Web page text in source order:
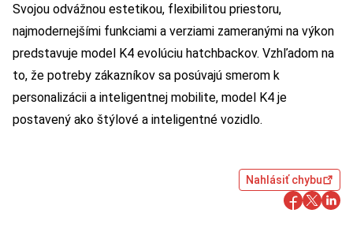
Svojou odvážnou estetikou, flexibilitou priestoru,
najmodernejšími funkciami a verziami zameranými na výkon
predstavuje model K4 evolúciu hatchbackov. Vzhľadom na
to, že potreby zákazníkov sa posúvajú smerom k
personalizácii a inteligentnej mobilite, model K4 je
postavený ako štýlové a inteligentné vozidlo.
Nahlásiť chybu